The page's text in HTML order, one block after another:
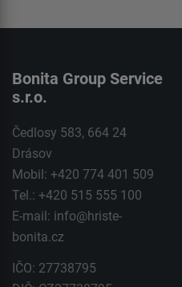
Bonita Group Service
s.r.o.
Čedlosy 583, 664 24
Drásov
Mobil: +420 774 401 509
Tel.: +420 515 555 100
E-mail: info@hriste-
bonita.cz
IČO: 27738795